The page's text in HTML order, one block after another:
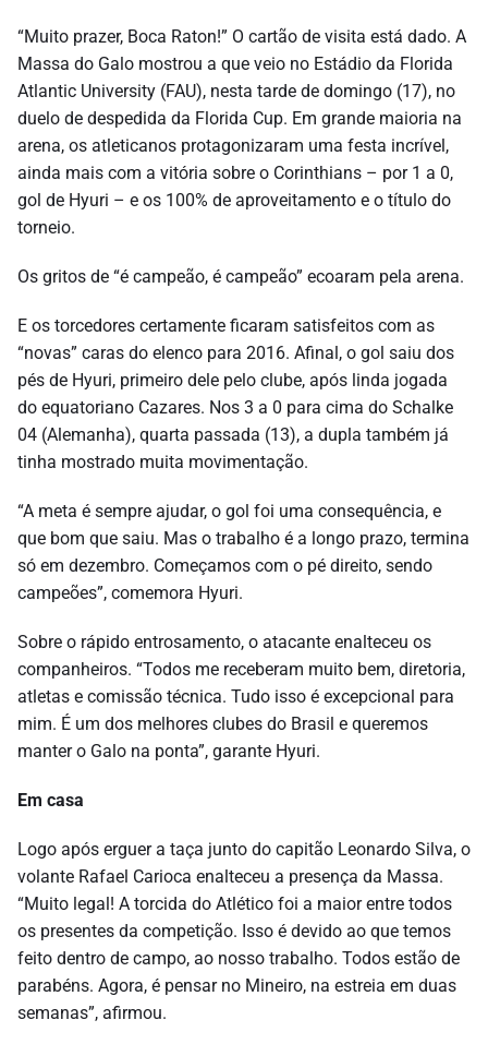
“Muito prazer, Boca Raton!” O cartão de visita está dado. A
Massa do Galo mostrou a que veio no Estádio da Florida
Atlantic University (FAU), nesta tarde de domingo (17), no
duelo de despedida da Florida Cup. Em grande maioria na
arena, os atleticanos protagonizaram uma festa incrível,
ainda mais com a vitória sobre o Corinthians – por 1 a 0,
gol de Hyuri – e os 100% de aproveitamento e o título do
torneio.
Os gritos de “é campeão, é campeão” ecoaram pela arena.
E os torcedores certamente ficaram satisfeitos com as
“novas” caras do elenco para 2016. Afinal, o gol saiu dos
pés de Hyuri, primeiro dele pelo clube, após linda jogada
do equatoriano Cazares. Nos 3 a 0 para cima do Schalke
04 (Alemanha), quarta passada (13), a dupla também já
tinha mostrado muita movimentação.
“A meta é sempre ajudar, o gol foi uma consequência, e
que bom que saiu. Mas o trabalho é a longo prazo, termina
só em dezembro. Começamos com o pé direito, sendo
campeões”, comemora Hyuri.
Sobre o rápido entrosamento, o atacante enalteceu os
companheiros. “Todos me receberam muito bem, diretoria,
atletas e comissão técnica. Tudo isso é excepcional para
mim. É um dos melhores clubes do Brasil e queremos
manter o Galo na ponta”, garante Hyuri.
Em casa
Logo após erguer a taça junto do capitão Leonardo Silva, o
volante Rafael Carioca enalteceu a presença da Massa.
“Muito legal! A torcida do Atlético foi a maior entre todos
os presentes da competição. Isso é devido ao que temos
feito dentro de campo, ao nosso trabalho. Todos estão de
parabéns. Agora, é pensar no Mineiro, na estreia em duas
semanas”, afirmou.